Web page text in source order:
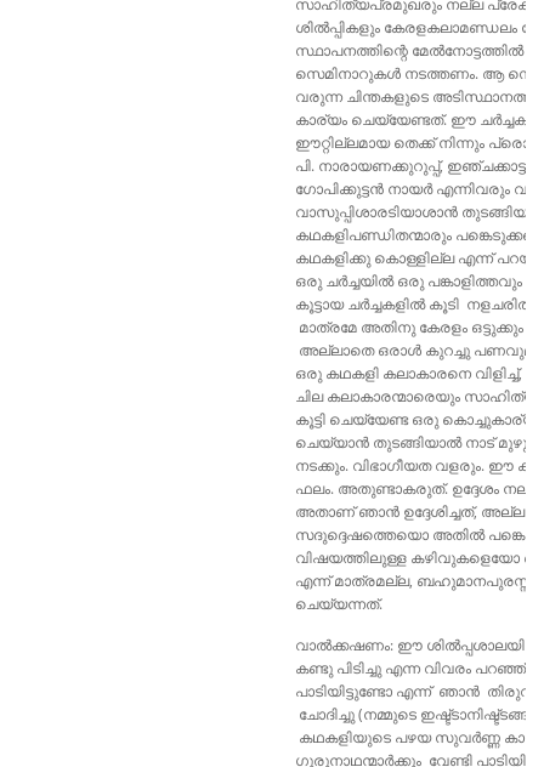
സാഹിത്യപ്രമുഖരും നല്ല
ശിൽപ്പികളും കേരളകലാമണ്ഡലം
സ്ഥാപനത്തിന്റെ മേൽനോട്ടത്തിൽ
സെമിനാറുകൾ നടത്തണം. ആ
വരുന്ന ചിന്തകളുടെ
കാര്യം ചെയ്യേണ്ടത്. ഈ
ഈറ്റില്ലമായ തെക്ക് നിന്നും
പി. നാരായണക്കുറുപ്പ്, ഇഞ്ചക്കാട്ടു
ഗോപിക്കുട്ടൻ നായർ എന്നിവരും
വാസുപ്പിശാരടിയാശാൻ തുടങ്ങിയ
കഥകളിപണ്ഡിതന്മാരും
കഥകളിക്കു കൊള്ളില്ല എന്ന്
ഒരു ചർച്ചയിൽ ഒരു പങ്കാളിത്തവും
കൂട്ടായ ചർച്ചകളിൽ കൂടി നളചരിത
മാത്രമേ അതിനു കേരളം ഒട്ടുക്കും
അല്ലാതെ ഒരാൾ കുറച്ചു പണവുമായി
ഒരു കഥകളി കലാകാരനെ വിളിച്ച്‌,
ചില കലാകാരന്മാരെയും
കൂട്ടി ചെയ്യേണ്ട ഒരു
ചെയ്യാൻ തുടങ്ങിയാൽ നാട് മുഴുവൻ
നടക്കും. വിഭാഗീയത വളരും. ഈ
ഫലം. അതുണ്ടാകരുത്. ഉദ്ദേശം
അതാണ്‌ ഞാൻ ഉദ്ദേശിച്ചത്,
സദുദ്ദെഷത്തെയൊ അതിൽ
വിഷയത്തിലുള്ള കഴിവുകളെയോ
എന്ന് മാത്രമല്ല,
ചെയ്യന്നത്.
വാൽക്കഷണം: ഈ
കണ്ടു പിടിച്ചു എന്ന വിവരം
പാടിയിട്ടുണ്ടോ എന്ന് ഞാൻ
ചോദിച്ചു (നമ്മുടെ
കഥകളിയുടെ പഴയ സുവർണ്ണ
ഗുരുനാഥന്മാർക്കും വേണ്ടി